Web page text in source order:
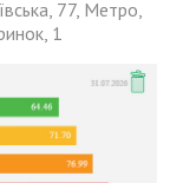
77, Метро,
1